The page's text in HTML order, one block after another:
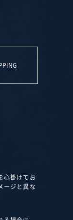
心掛けてお
ージと異な